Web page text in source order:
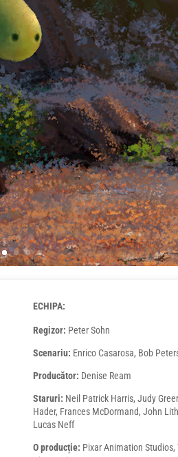
ECHIPA:
Regizor: Peter Sohn
Scenariu: Enrico Casarosa, Bob
Producător: Denise Ream
Staruri: Neil Patrick Harris, Judy
Hader, Frances McDormand, John
Lucas Neff
O producție: Pixar Animation Studios,